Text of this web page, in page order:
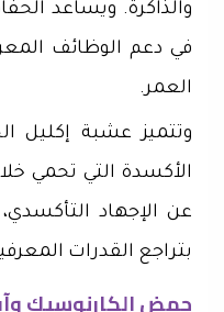
والذاكرة. ويساعد
في دعم الوظائف
العمر.
وتتميز عشبة إكليل
الأكسدة التي تحمي
عن الإجهاد
بتراجع القدرات
حمض الكارنوسيك